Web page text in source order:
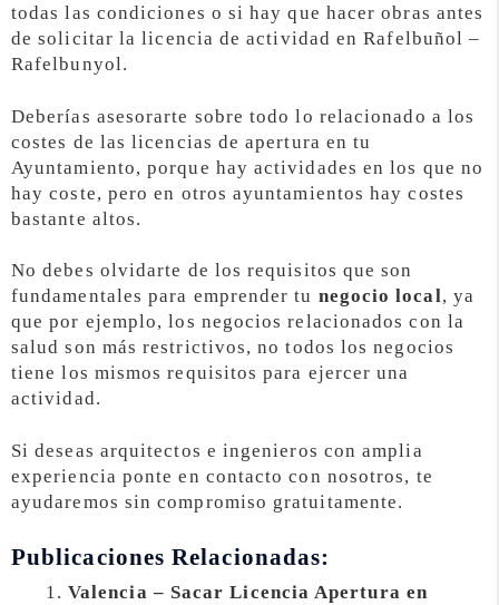
todas las condiciones o si hay que hacer obras antes
de solicitar la licencia de actividad en Rafelbuñol –
Rafelbunyol.
Deberías asesorarte sobre todo lo relacionado a los
costes de las licencias de apertura en tu
Ayuntamiento, porque hay actividades en los que no
hay coste, pero en otros ayuntamientos hay costes
bastante altos.
No debes olvidarte de los requisitos que son
fundamentales para emprender tu negocio local, ya
que por ejemplo, los negocios relacionados con la
salud son más restrictivos, no todos los negocios
tiene los mismos requisitos para ejercer una
actividad.
Si deseas arquitectos e ingenieros con amplia
experiencia ponte en contacto con nosotros, te
ayudaremos sin compromiso gratuitamente.
Publicaciones Relacionadas:
Valencia – Sacar Licencia Apertura en